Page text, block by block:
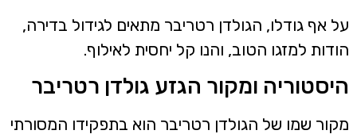
אף גודלו, הגולדן רטריבר מתאים לגידול בדירה,
למזגו הטוב, והנו קל יחסית לאילוף.
ומקור הגזע גולדן רטריבר
שמו של הגולדן רטריבר הוא בתפקידו המסורתי